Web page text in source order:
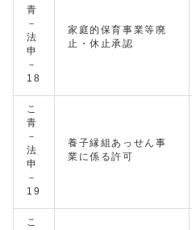
青
－
法
申
－
18
家庭的保育事業等廃
止・休止承認
こ
青
－
法
申
－
19
養子縁組あっせん事
業に係る許可
こ